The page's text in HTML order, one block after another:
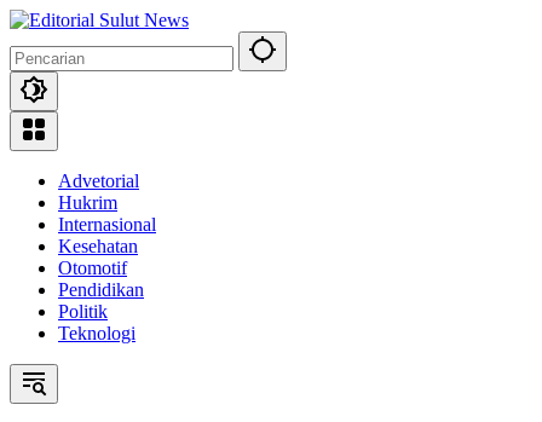
Langsung
konten
Advetorial
Hukrim
Internasional
Kesehatan
Otomotif
Pendidikan
Politik
Teknologi